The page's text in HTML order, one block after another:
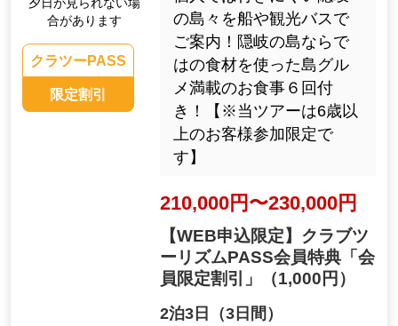
合があります
クラツーPASS
限定割引
の島々を船や観光バスで
ご案内！隠岐の島ならで
はの食材を使った島グル
メ満載のお食事６回付
き！【※当ツアーは6歳以
上のお客様参加限定で
す】
210,000円〜230,000円
【WEB申込限定】クラブツ
ーリズムPASS会員特典「会
員限定割引」
（1,000円）
2泊3日（3日間）